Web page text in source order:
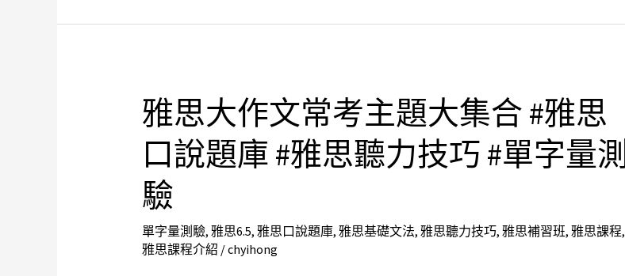
雅
礎
文
法
#
雅
思
口
說
雅思大作文常考主題大集合 #雅思
口說題庫 #雅思聽力技巧 #單字量測
驗
單字量測驗, 雅思6.5, 雅思口說題庫, 雅思基礎文法, 雅思聽力技巧, 雅思補習班, 雅思課程,
雅思課程介紹 /chyihong
雅
思
大
作
文
考